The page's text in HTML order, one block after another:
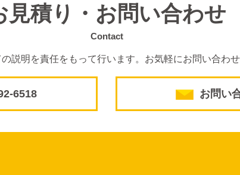
見積り・お問い合わせ
Contact
説明を責任をもって行います。 お気軽にお問い合わ
6518 お問い